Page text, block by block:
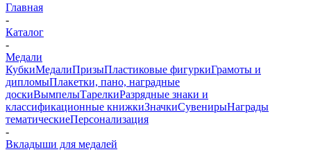
Главная
-
Каталог
-
Медали
КубкиМедалиПризыПластиковые фигуркиГрамоты и
дипломыПлакетки, пано, наградные
доскиВымпелыТарелкиРазрядные знаки и
классификационные книжкиЗначкиСувенирыНаграды
тематическиеПерсонализация
-
Вкладыши для медалей